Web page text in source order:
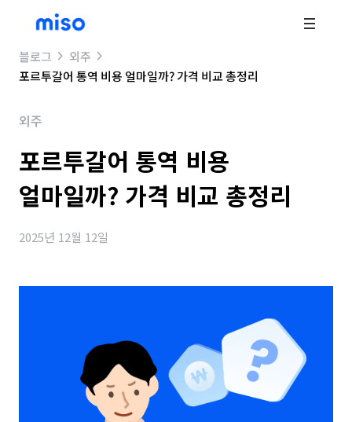
블로그
외주
포르투갈어 통역 비용 얼마일까? 가격 비교 총정리
외주
포르투갈어 통역 비용
얼마일까? 가격 비교 총정리
2025년 12월 12일